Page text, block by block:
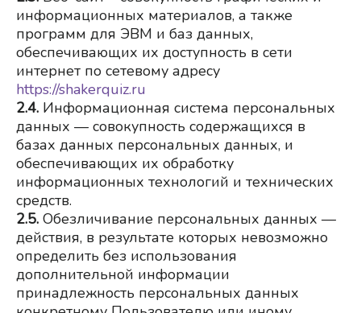
информационных материалов, а также
программ для ЭВМ и баз данных,
обеспечивающих их доступность в сети
интернет по сетевому адресу
https://shakerquiz.ru
2.4. Информационная система персональных
данных — совокупность содержащихся в
базах данных персональных данных, и
обеспечивающих их обработку
информационных технологий и технических
средств.
2.5. Обезличивание персональных данных —
действия, в результате которых невозможно
определить без использования
дополнительной информации
принадлежность персональных данных